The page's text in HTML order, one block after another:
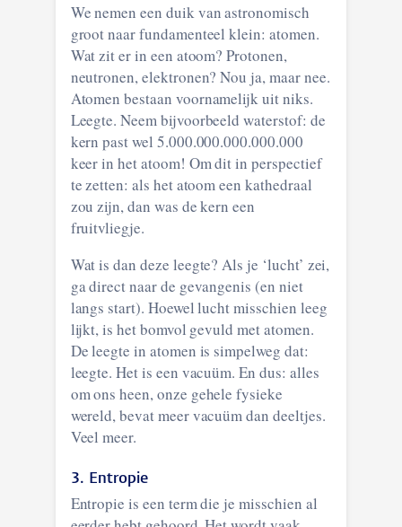
We nemen een duik van astronomisch
groot naar fundamenteel klein: atomen.
Wat zit er in een atoom? Protonen,
neutronen, elektronen? Nou ja, maar nee.
Atomen bestaan voornamelijk uit niks.
Leegte. Neem bijvoorbeeld waterstof: de
kern past wel 5.000.000.000.000.000
keer in het atoom! Om dit in perspectief
te zetten: als het atoom een kathedraal
zou zijn, dan was de kern een
fruitvliegje.
Wat is dan deze leegte? Als je ‘lucht’ zei,
ga direct naar de gevangenis (en niet
langs start). Hoewel lucht misschien leeg
lijkt, is het bomvol gevuld met atomen.
De leegte in atomen is simpelweg dat:
leegte. Het is een vacuüm. En dus: alles
om ons heen, onze gehele fysieke
wereld, bevat meer vacuüm dan deeltjes.
Veel meer.
3. Entropie
Entropie is een term die je misschien al